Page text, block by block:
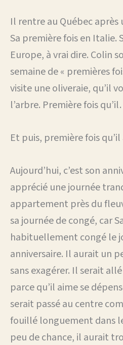
Il rentre au Québec après
Sa première fois en Italie.
Europe, à vrai dire. Colin
semaine de « premières
visite une oliveraie, qu’il
l’arbre. Première fois
Et puis, première fois
Aujourd’hui, c’est son
apprécié une journée
appartement près du
sa journée de congé, car
habituellement congé le
anniversaire. Il aurait un
sans exagérer. Il serait
parce qu’il aime se
serait passé au centre
fouillé longuement dans
peu de chance, il aurait